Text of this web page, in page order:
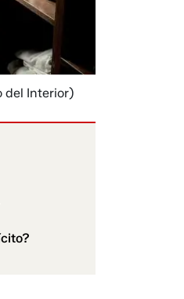
del Interior)